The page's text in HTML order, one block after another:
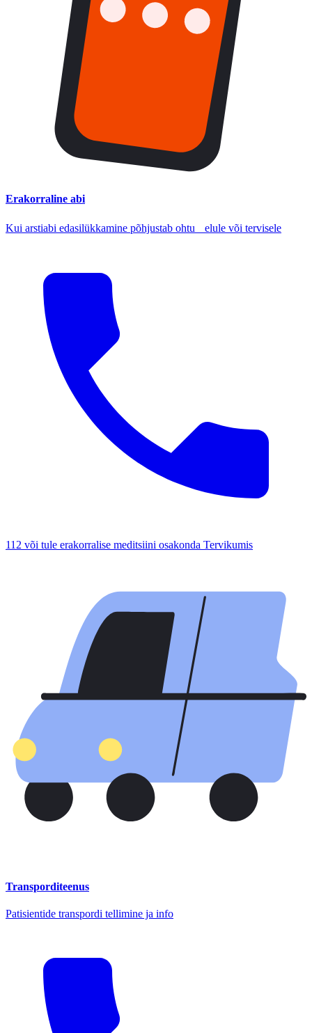
Erakorraline abi
Kui arstiabi edasilükkamine põhjustab ohtu elule või tervisele
112 või tule erakorralise meditsiini osakonda Tervikumis
Transporditeenus
Patisientide transpordi tellimine ja info